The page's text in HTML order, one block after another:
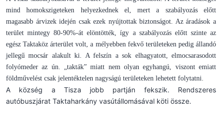
mind homokszigeteken helyezkednek el, mert a szabályozás előtt
magasabb árvizek idején csak ezek nyújtottak biztonságot. Az áradások a
terület mintegy 80-90%-át elöntötték, így a szabályozás előtt szinte az
egész Taktaköz árterület volt, a mélyebben fekvő területeken pedig állandó
jellegű mocsár alakult ki. A felszín a sok elhagyatott, elmocsarasodott
folyómeder az ún. „takták” miatt nem olyan egyhangú, viszont emiatt
földművelést csak jelentéktelen nagyságú területeken lehetett folytatni.
A község a Tisza jobb partján fekszik. Rendszeres
autóbuszjárat Taktaharkány vasútállomásával köti össze.